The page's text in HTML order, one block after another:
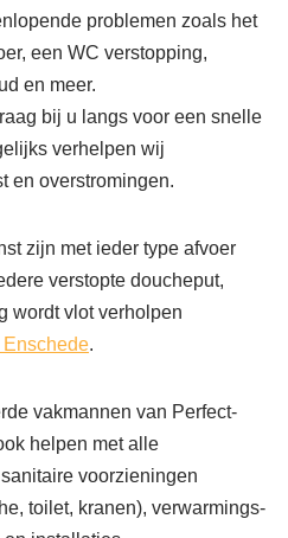
problemen zoals het
een WC verstopping,
en meer.
bij u langs voor een snelle
verhelpen wij
en overstromingen.
zijn met ieder type afvoer
verstopte doucheput,
wordt vlot verholpen
.
vakmannen van Perfect-
helpen met alle
voorzieningen
toilet, kranen), verwarmings-